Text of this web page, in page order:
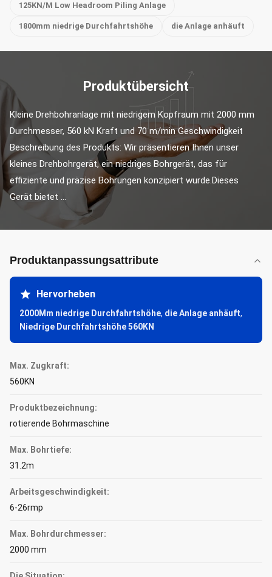
125KN/M Low Headroom Piling Anlage
1800mm niedrige Durchfahrtshöhe die Anlage anhäuft
Produktübersicht
Kleine Drehbohranlage mit niedrigem Kopfraum mit 2000 mm
Durchmesser, 560 kN Kraft und 70 m/min Geschwindigkeit
Beschreibung des Produkts: Wir präsentieren Ihnen unser
kleines Drehbohrgerät, ein niedriges Bohrgerät, das für
effiziente und präzise Bohrungen konzipiert wurde.Dieses
Gerät bietet ...
Produktanpassungsattribute
Hervorheben
2000Mm niedrige Durchfahrtshöhe, die Anlage anhäuft,
Niedrige Durchfahrtshöhe 560KN
Max. Zugkraft:
560KN
Produktbezeichnung:
rotierende Bohrmaschine
Max. Bohrtiefe:
31.2m
Arbeitsgeschwindigkeit:
6-26rmp
Max. Bohrdurchmesser:
2000 mm